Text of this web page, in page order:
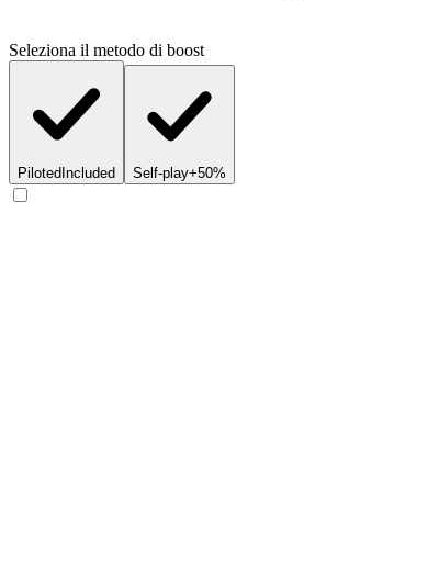
Seleziona il metodo di boost
PilotedIncluded Self-play+50%